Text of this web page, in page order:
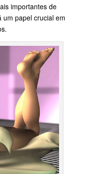
importantes de
papel crucial em